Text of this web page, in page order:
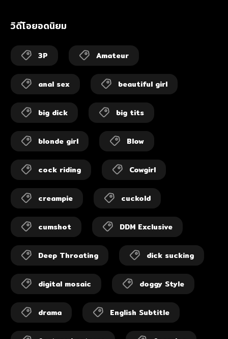
วิดีโอยอดนิยม
3P Amateur
anal sex beautiful girl
big dick big tits
blonde girl Blow
cock riding Cowgirl
creampie cuckold
cumshot DDM Exclusive
Deep Throating dick sucking
digital mosaic doggy Style
drama English Subtitle